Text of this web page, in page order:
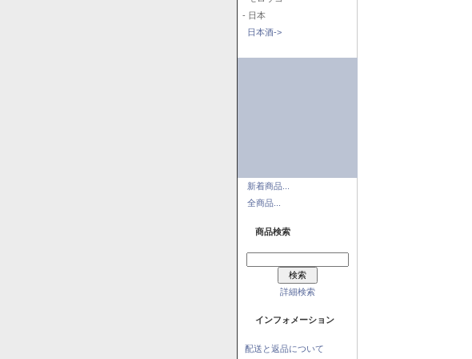
- 日本
日本酒->
新着商品...
全商品...
商品検索
詳細検索
インフォメーション
配送と返品について